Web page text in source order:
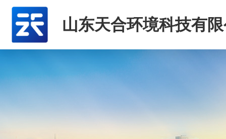
山东天合环境科技有